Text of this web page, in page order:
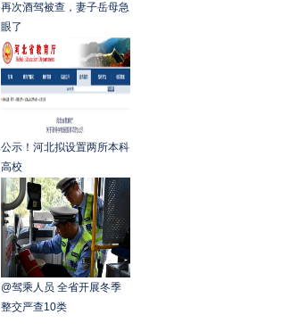
再次酒驾被查，妻子岳母急
眼了
公示！河北拟设置两所本科
高校
@驾乘人员 全省开展冬季
整交严查10类